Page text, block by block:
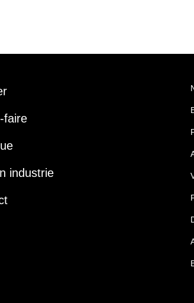
faire
industrie